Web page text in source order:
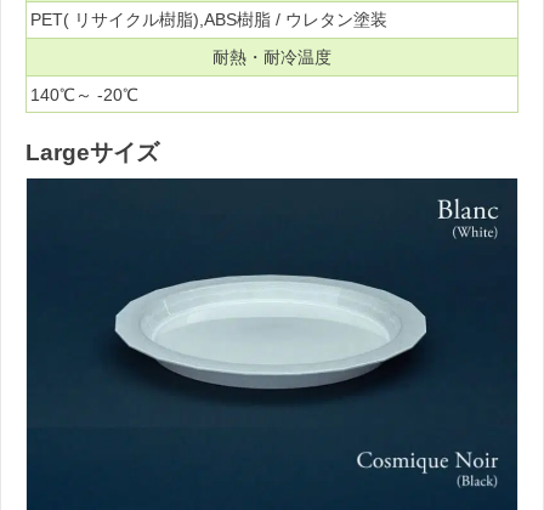
PET( リサイクル樹脂),ABS樹脂 / ウレタン塗装
耐熱・耐冷温度
140℃～ -20℃
Largeサイズ